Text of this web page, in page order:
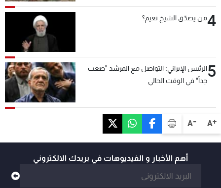
A+
A-
4من يصدّق الشيخ نعيم؟
5الرئيس الإيراني: التواصل مع المرشد "صعب
جداً" في الوقت الحالي
أهم الأخبار و الفيديوهات في بريدك الالكتروني